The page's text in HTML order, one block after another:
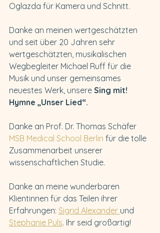
Oglazda für Kamera und Schnitt.
Danke an meinen wertgeschätzten
und seit über 20 Jahren sehr
wertgeschätzten, musikalischen
Wegbegleiter Michael Ruff für die
Musik und unser gemeinsames
neuestes Werk, unsere Sing mit!
Hymne „Unser Lied“.
Danke an Prof. Dr. Thomas Schäfer
MSB Medical School Berlin für die tolle
Zusammenarbeit unserer
wissenschaftlichen Studie.
Danke an meine wunderbaren
Klientinnen für das Teilen ihrer
Erfahrungen: Sigrid Alexander und
Stephanie Puls. Ihr seid großartig!